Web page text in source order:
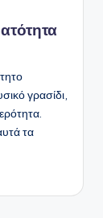
γρασίδι,
τα